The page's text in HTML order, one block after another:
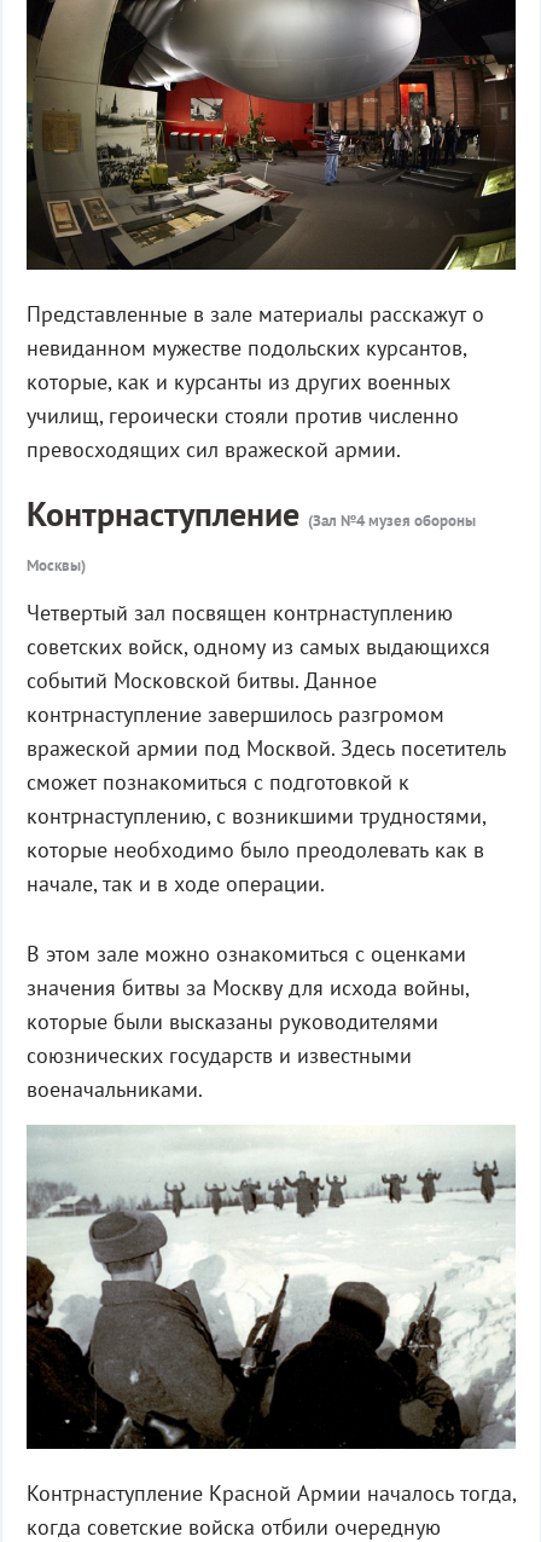
Представленные в зале материалы расскажут о
невиданном мужестве подольских курсантов,
которые, как и курсанты из других военных
училищ, героически стояли против численно
превосходящих сил вражеской армии.
Контрнаступление (Зал №4 музея обороны
Москвы)
Четвертый зал посвящен контрнаступлению
советских войск, одному из самых выдающихся
событий Московской битвы. Данное
контрнаступление завершилось разгромом
вражеской армии под Москвой. Здесь посетитель
сможет познакомиться с подготовкой к
контрнаступлению, с возникшими трудностями,
которые необходимо было преодолевать как в
начале, так и в ходе операции.
В этом зале можно ознакомиться с оценками
значения битвы за Москву для исхода войны,
которые были высказаны руководителями
союзнических государств и известными
военачальниками.
Контрнаступление Красной Армии началось тогда,
когда советские войска отбили очередную